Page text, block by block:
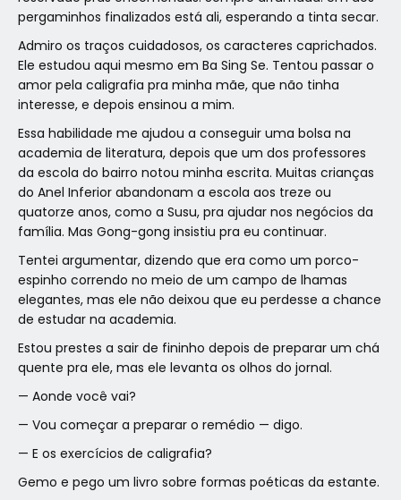
pergaminhos finalizados está ali, esperando a tinta secar.
Admiro os traços cuidadosos, os caracteres caprichados.
Ele estudou aqui mesmo em Ba Sing Se. Tentou passar o
amor pela caligrafia pra minha mãe, que não tinha
interesse, e depois ensinou a mim.
Essa habilidade me ajudou a conseguir uma bolsa na
academia de literatura, depois que um dos professores
da escola do bairro notou minha escrita. Muitas crianças
do Anel Inferior abandonam a escola aos treze ou
quatorze anos, como a Susu, pra ajudar nos negócios da
família. Mas Gong-gong insistiu pra eu continuar.
Tentei argumentar, dizendo que era como um porco-
espinho correndo no meio de um campo de lhamas
elegantes, mas ele não deixou que eu perdesse a chance
de estudar na academia.
Estou prestes a sair de fininho depois de preparar um chá
quente pra ele, mas ele levanta os olhos do jornal.
— Aonde você vai?
— Vou começar a preparar o remédio — digo.
— E os exercícios de caligrafia?
Gemo e pego um livro sobre formas poéticas da estante.